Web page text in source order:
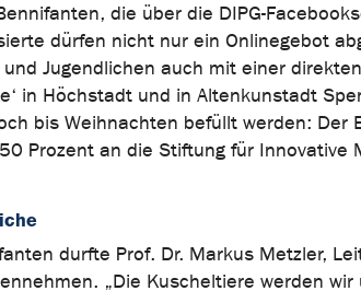
die über die DIPG-
dürfen nicht nur ein Onlinegebot
Jugendlichen auch mit einer
in Höchstadt und in Altenkunstadt
bis Weihnachten befüllt werden: Der
Prozent an die Stiftung für Innovative
durfte Prof. Dr. Markus Metzler,
„Die Kuscheltiere werden wir